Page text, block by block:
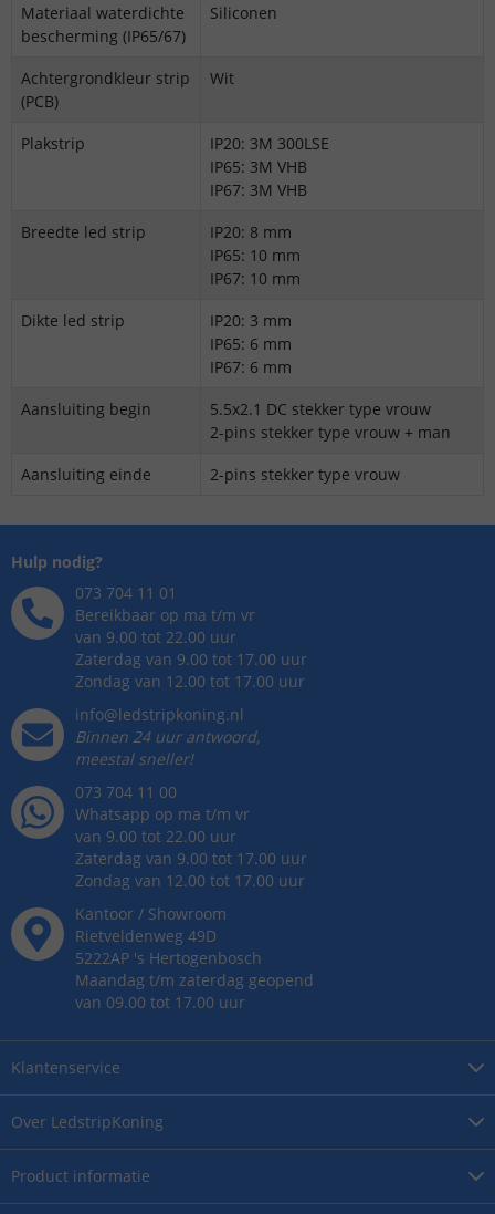
Materiaal waterdichte
bescherming (IP65/67)
Siliconen
Achtergrondkleur strip
(PCB)
Wit
Plakstrip
IP20: 3M 300LSE
IP65: 3M VHB
IP67: 3M VHB
Breedte led strip
IP20: 8 mm
IP65: 10 mm
IP67: 10 mm
Dikte led strip
IP20: 3 mm
IP65: 6 mm
IP67: 6 mm
Aansluiting begin
5.5x2.1 DC stekker type vrouw
2-pins stekker type vrouw + man
Aansluiting einde
2-pins stekker type vrouw
Over LedstripKoning
Product informatie
Klantenservice
Hulp nodig?
073 704 11 01
Bereikbaar op ma t/m vr
van 9.00 tot 22.00 uur
Zaterdag van 9.00 tot 17.00 uur
Zondag van 12.00 tot 17.00 uur
info@ledstripkoning.nl
Binnen 24 uur antwoord,
meestal sneller!
073 704 11 00
Whatsapp op ma t/m vr
van 9.00 tot 22.00 uur
Zaterdag van 9.00 tot 17.00 uur
Zondag van 12.00 tot 17.00 uur
Kantoor / Showroom
Rietveldenweg 49D
5222AP 's Hertogenbosch
Maandag t/m zaterdag geopend
van 09.00 tot 17.00 uur